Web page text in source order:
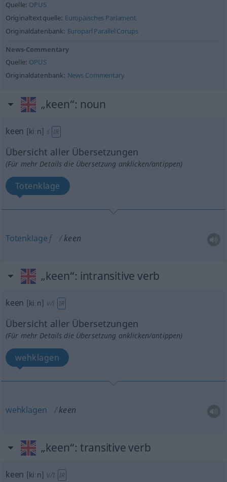
Quelle: OPUS
Originaltextquelle: Europäisches Parlament
Originaldatenbank: Europarl Parallel Corups
News-Commentary
Quelle: OPUS
Originaldatenbank: News Commentary
„keen“: noun
keen [kiːn] s IR
Übersicht aller Übersetzungen
(Für mehr Details die Übersetzung anklicken/antippen)
Totenklage
Totenklage f keen
„keen“: intransitive verb
keen [kiːn] v/i IR
Übersicht aller Übersetzungen
(Für mehr Details die Übersetzung anklicken/antippen)
wehklagen
wehklagen keen
„keen“: transitive verb
keen [kiːn] v/t IR